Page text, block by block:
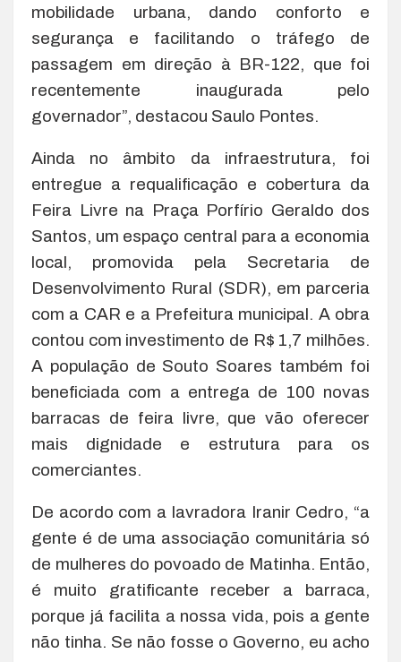
mobilidade urbana, dando conforto e
segurança e facilitando o tráfego de
passagem em direção à BR-122, que foi
recentemente inaugurada pelo
governador”, destacou Saulo Pontes.
Ainda no âmbito da infraestrutura, foi
entregue a requalificação e cobertura da
Feira Livre na Praça Porfírio Geraldo dos
Santos, um espaço central para a economia
local, promovida pela Secretaria de
Desenvolvimento Rural (SDR), em parceria
com a CAR e a Prefeitura municipal. A obra
contou com investimento de R$ 1,7 milhões.
A população de Souto Soares também foi
beneficiada com a entrega de 100 novas
barracas de feira livre, que vão oferecer
mais dignidade e estrutura para os
comerciantes.
De acordo com a lavradora Iranir Cedro, “a
gente é de uma associação comunitária só
de mulheres do povoado de Matinha. Então,
é muito gratificante receber a barraca,
porque já facilita a nossa vida, pois a gente
não tinha. Se não fosse o Governo, eu acho